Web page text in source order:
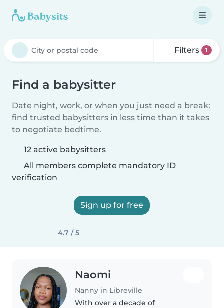
Filters 1
Find a babysitter
Date night, work, or when you just need a break:
find trusted babysitters in less time than it takes
to negotiate bedtime.
12 active babysitters
All members complete mandatory ID
verification
Sign up for free
4.7 / 5
Naomi
Nanny in Libreville
With over a decade of